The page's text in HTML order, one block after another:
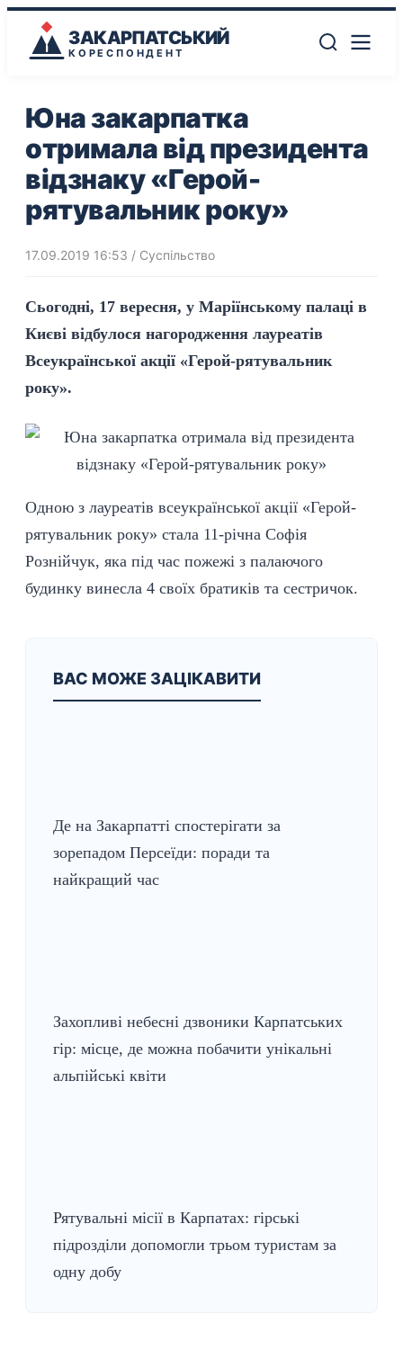
ЗАКАРПАТСЬКИЙ
КОРЕСПОНДЕНТ
Юна закарпатка
отримала від президента
відзнаку «Герой-
рятувальник року»
17.09.2019 16:53 / Суспільство
Сьогодні, 17 вересня, у Маріїнському палаці в
Києві відбулося нагородження лауреатів
Всеукраїнської акції «Герой-рятувальник
року».
Одною з лауреатів всеукраїнської акції «Герой-
рятувальник року» стала 11-річна Софія
Рознійчук, яка під час пожежі з палаючого
будинку винесла 4 своїх братиків та сестричок.
ВАС МОЖЕ ЗАЦІКАВИТИ
Де на Закарпатті спостерігати за
зорепадом Персеїди: поради та
найкращий час
Захопливі небесні дзвоники Карпатських
гір: місце, де можна побачити унікальні
альпійські квіти
Рятувальні місії в Карпатах: гірські
підрозділи допомогли трьом туристам за
одну добу